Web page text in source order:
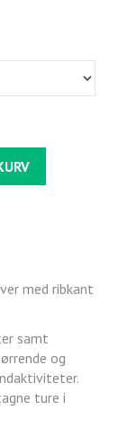
med ribkant
samt
og
ture i